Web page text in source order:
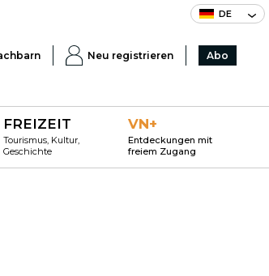
DE
Neu registrieren Abo
FREIZEIT
Tourismus, Kultur,
Geschichte
VN+
Entdeckungen mit
freiem Zugang